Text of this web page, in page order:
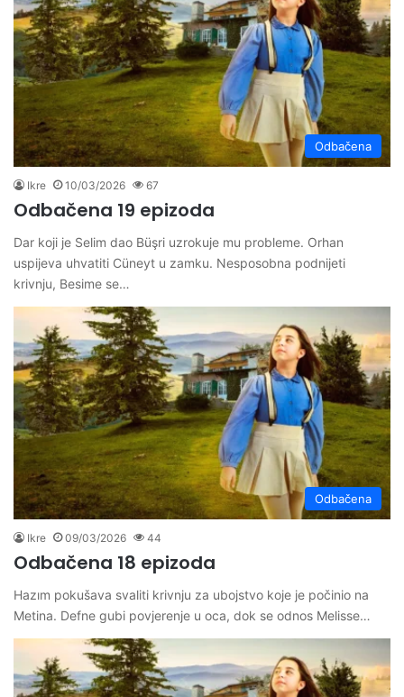
Odbačena
Ikre 10/03/2026 67
Odbačena 19 epizoda
Dar koji je Selim dao Büşri uzrokuje mu probleme. Orhan
uspijeva uhvatiti Cüneyt u zamku. Nesposobna podnijeti
krivnju, Besime se…
Odbačena
Ikre 09/03/2026 44
Odbačena 18 epizoda
Hazım pokušava svaliti krivnju za ubojstvo koje je počinio na
Metina. Defne gubi povjerenje u oca, dok se odnos Melisse…